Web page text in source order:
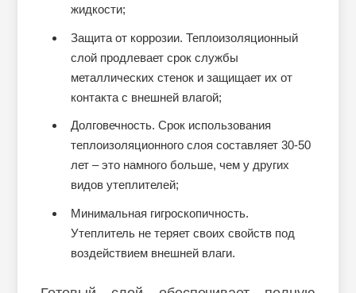
жидкости;
Защита от коррозии. Теплоизоляционный
слой продлевает срок службы
металлических стенок и защищает их от
контакта с внешней влагой;
Долговечность. Срок использования
теплоизоляционного слоя составляет 30-50
лет – это намного больше, чем у других
видов утеплителей;
Минимальная гигроскопичность.
Утеплитель не теряет своих свойств под
воздействием внешней влаги.